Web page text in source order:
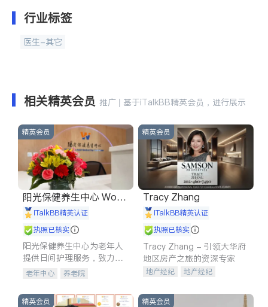
行业标签
医生-其它
相关精英会员 推广 | 基于iTalkBB精英会员，进行展示
精英会员
阳光保健养生中心 World
shine
iTalkBB精英认证
执照已核实
阳光保健养生中心为老年人
提供日间护理服务，致力于
通过持续的护理创新来有效
老年中心 养老院
精英会员
Tracy Zhang
iTalkBB精英认证
执照已核实
Tracy Zhang - 引领大华府
地区房产之旅的资深专家
地产经纪
地产经纪
商铺租售
精英会员 精英会员